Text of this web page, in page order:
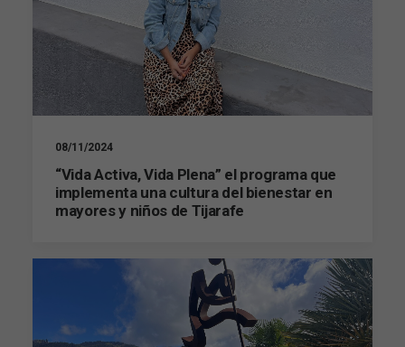
08/11/2024
“Vida Activa, Vida Plena” el programa que
implementa una cultura del bienestar en
mayores y niños de Tijarafe